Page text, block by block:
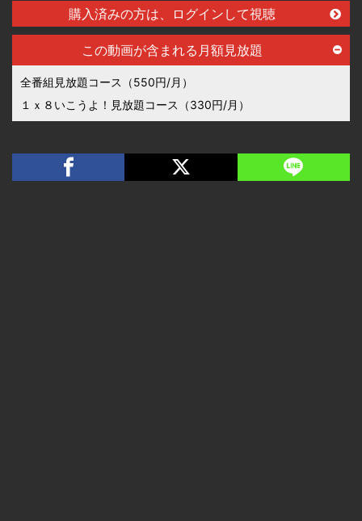
購入済みの方は、ログインして視聴
この動画が含まれる月額見放題
全番組見放題コース（550円/月）
１ｘ８いこうよ！見放題コース（330円/月）